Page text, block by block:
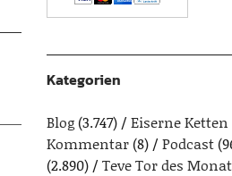
Kategorien
Blog(3.747) Eiserne Ketten
Kommentar(8) Podcast
(2.890)
Teve Tor des